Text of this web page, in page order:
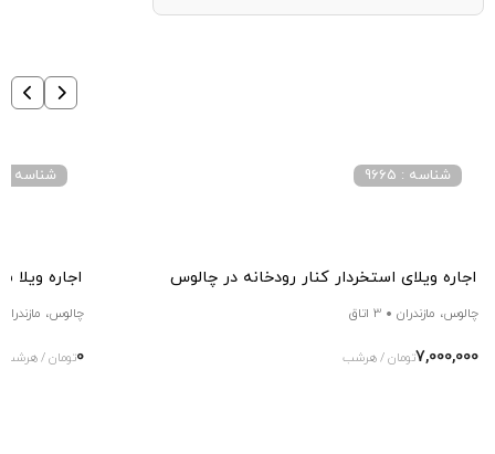
اجاره ویلای استخردار کنار رودخانه در چالوس
شناسه : 9665
چالوس، مازندران 3 اتاق
7,000,000تومان / هرشب
اجاره
شناسه : 3061
چالوس،
0تومان / هرشب